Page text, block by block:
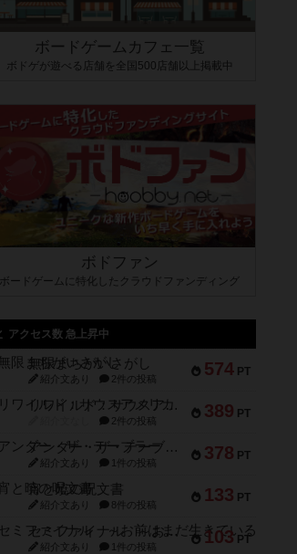
ボードゲームカフェ一覧
ボドゲが遊べる店舗を全国500店舗以上掲載中
ボドファン
ボードゲームに特化したクラウドファンディング
アクセス数 急上昇中
574 PT
無限まちがいさがし
紹介文あり 2件の投稿
389 PT
リワイルド：サウスアメリカ
2件の投稿
378 PT
アンダー・ザ・テーブラー
紹介文あり 1件の投稿
133 PT
宵と暁の呪文書
紹介文あり 8件の投稿
103 PT
セミファイナル ～お前はまだ生きている～
紹介文あり 1件の投稿